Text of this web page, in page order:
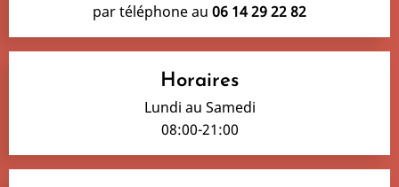
par téléphone au 06 14 29 22 82
Horaires
Lundi au Samedi
08:00-21:00